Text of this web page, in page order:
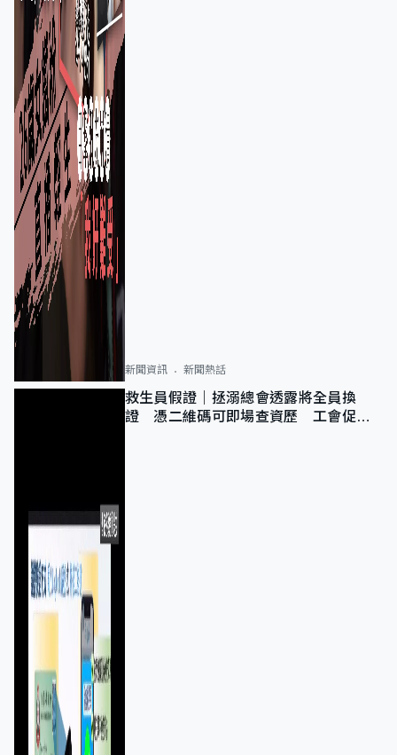
新聞資訊 新聞熱話
救生員假證｜拯溺總會透露將全員換
證 憑二維碼可即場查資歷 工會促加